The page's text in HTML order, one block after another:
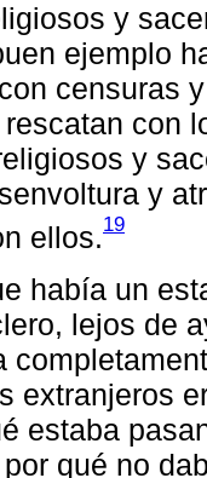
y
ejemplo
censuras
con
y
y
ellos.19
había un
lejos de
extranjeros
estaba
qué no